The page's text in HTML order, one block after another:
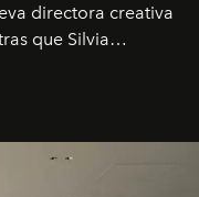
directora creativa
que Silvia